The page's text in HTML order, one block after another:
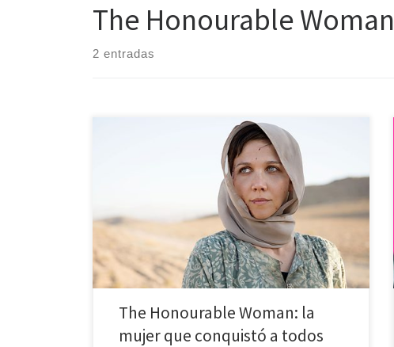
The Honourable Woman
2 entradas
Con la crítica de su parte, The Honourable Woman –
emitida por BBC Two y SundanceTV– se estrena
mañana 25 de Octubre en Canal + y su plataforma
online YOMVI. El nuevo thriller, protagonizado por la
estadounidense Maggie Gyllenhaal, cumple con lo
que promete. Toda una apuesta de la BBC. Ya […]
The Honourable Woman: la
mujer que conquistó a todos